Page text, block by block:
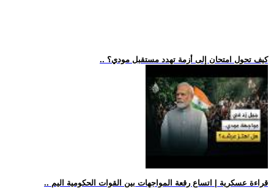
.. كيف تحول امتحان إلى أزمة تهدد مستقبل مودي؟
.. قراءة عسكرية | اتساع رقعة المواجهات بين القوات الحكومية اليم